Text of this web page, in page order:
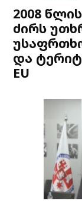
2008
ძირს
და
EU